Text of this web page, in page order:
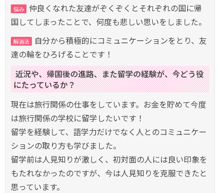
悩み
仲良くなれた友達がぞくぞくとそれぞれの国に帰
国してしまったことで、何度も悲しい思いをしました。
解消法
自分から積極的にコミュニケーションをとり、友
達の輪をひろげることです！
近況や、帰国後の進路、また留学の経験が、今どう役
にたっているか？
現在は旅行関係の仕事をしています。お金を貯めて今度
は旅行関係の学校に留学したいです！
留学を経験して、語学力だけでなく人とのコミュニケー
ションの取り方も学びました。
留学前は人見知りが激しく、初対面の人には良い印象を
もたれなかったのですが、今は人見知りを克服できたと
思っています。